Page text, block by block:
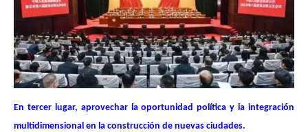
En tercer lugar, aprovechar la oportunidad política y la integración
multidimensional en la construcción de nuevas ciudades.